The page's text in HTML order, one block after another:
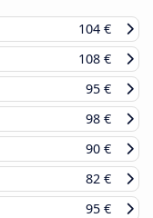
104 €
108 €
95 €
98 €
90 €
82 €
95 €